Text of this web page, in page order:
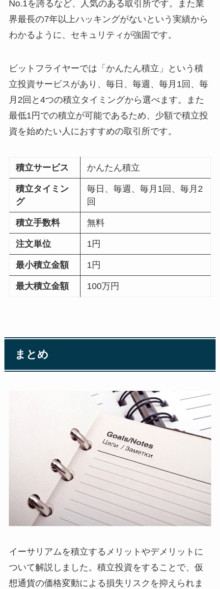
No.1を誇るなど、人気のある取引所です。また業
界最長の7年以上ハッキングがないという実績から
わかるように、セキュリティが強固です。
ビットフライヤーでは「かんたん積立」という積
立投資サービスがあり、毎日、毎週、毎月1回、毎
月2回と4つの積立タイミングから選べます。また
最低1円での積立が可能であるため、少額で積立投
資を始めたい人におすすめの取引所です。
積立サービス かんたん積立
積立タイミン
グ
毎日、毎週、毎月1回、毎月2
回
積立手数料 無料
注文単位 1円
最小積立金額 1円
最大積立金額 100万円
まとめ
イーサリアムを積立するメリットやデメリットに
ついて解説しました。積立投資をすることで、仮
想通貨の価格変動による損失リスクを抑えられま